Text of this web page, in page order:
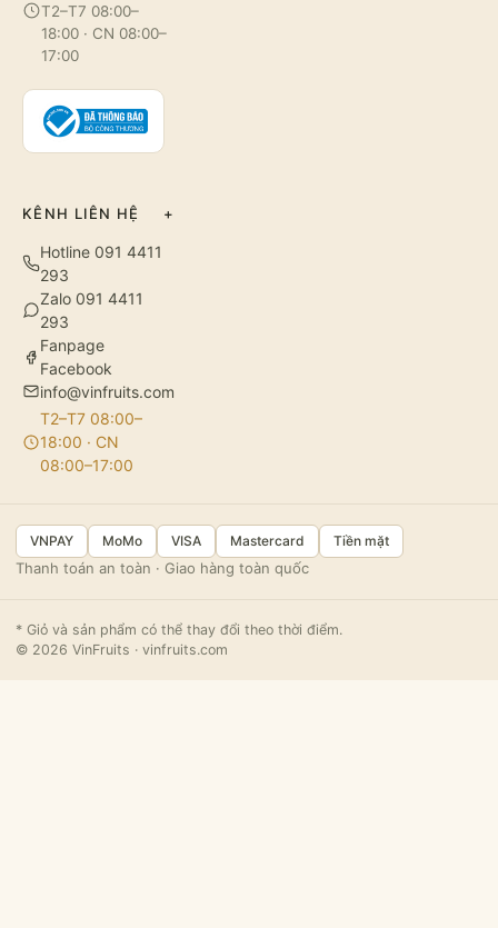
T2–T7 08:00–
18:00 · CN 08:00–
17:00
KÊNH LIÊN HỆ +
Hotline 091 4411
293
Zalo 091 4411
293
Fanpage
Facebook
info@vinfruits.com
T2–T7 08:00–
18:00 · CN
08:00–17:00
VNPAY MoMo VISA Mastercard Tiền mặt
Thanh toán an toàn · Giao hàng toàn quốc
* Giỏ và sản phẩm có thể thay đổi theo thời điểm.
© 2026 VinFruits · vinfruits.com